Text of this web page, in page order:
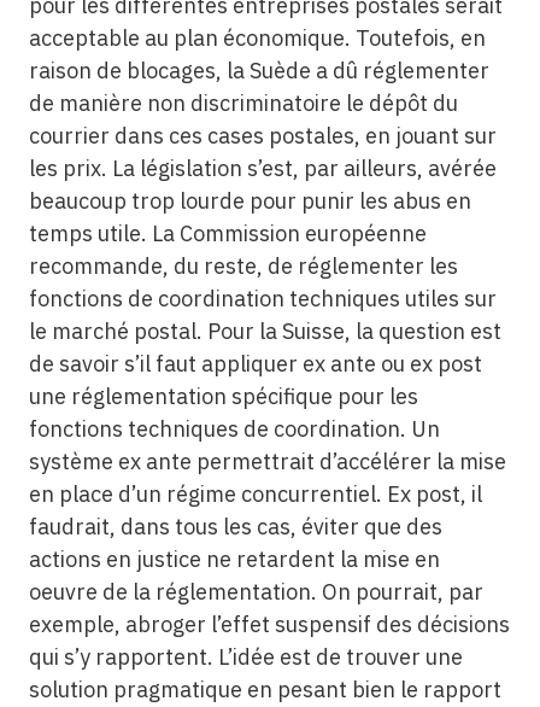
acceptable au plan économique. Toutefois, en
raison de blocages, la Suède a dû réglementer
de manière non discriminatoire le dépôt du
courrier dans ces cases postales, en jouant sur
les prix. La législation s’est, par ailleurs, avérée
beaucoup trop lourde pour punir les abus en
temps utile. La Commission européenne
recommande, du reste, de réglementer les
fonctions de coordination techniques utiles sur
le marché postal. Pour la Suisse, la question est
de savoir s’il faut appliquer ex ante ou ex post
une réglementation spécifique pour les
fonctions techniques de coordination. Un
système ex ante permettrait d’accélérer la mise
en place d’un régime concurrentiel. Ex post, il
faudrait, dans tous les cas, éviter que des
actions en justice ne retardent la mise en
oeuvre de la réglementation. On pourrait, par
exemple, abroger l’effet suspensif des décisions
qui s’y rapportent. L’idée est de trouver une
solution pragmatique en pesant bien le rapport